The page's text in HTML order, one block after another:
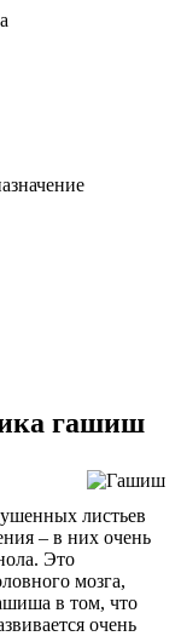
гашиш
листьев
– в них очень
Это
мозга,
в том, что
очень